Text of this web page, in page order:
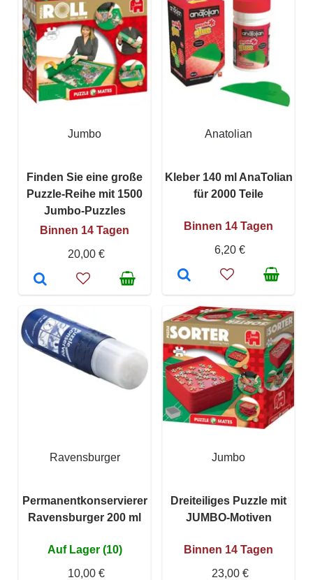
Jumbo
Finden Sie eine große
Puzzle-Reihe mit 1500
Jumbo-Puzzles
Binnen 14 Tagen
20,00 €
Anatolian
Kleber 140 ml AnaTolian
für 2000 Teile
Binnen 14 Tagen
6,20 €
Ravensburger
Permanentkonservierer
Ravensburger 200 ml
Auf Lager (10)
10,00 €
Jumbo
Dreiteiliges Puzzle mit
JUMBO-Motiven
Binnen 14 Tagen
23,00 €